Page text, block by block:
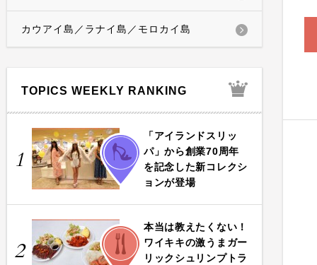
カウアイ島／ラナイ島／モロカイ島
TOPICS WEEKLY RANKING
1
FASHION
「アイランドスリッ
パ」から創業70周年
を記念した新コレクシ
ョンが登場
2
FOOD
本当は教えたくない！
ワイキキの激うまガー
リックシュリンプトラ